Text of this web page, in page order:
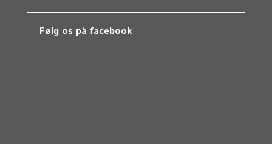
Følg os på facebook